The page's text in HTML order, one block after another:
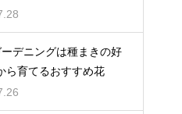
デニングは種まきの好
ら育てるおすすめ花